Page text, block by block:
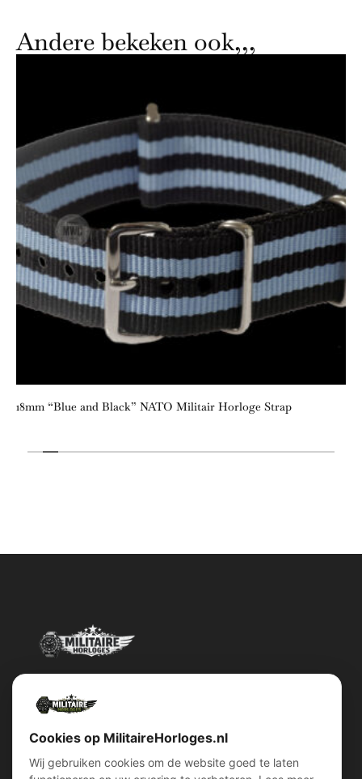
Andere bekeken ook,,,
18mm “Blue and Black” NATO Militair Horloge Strap
Militairehorloges.nl is de exclusieve importeur en distributeur van
Cookies op MilitaireHorloges.nl
Wij gebruiken cookies om de website goed te laten